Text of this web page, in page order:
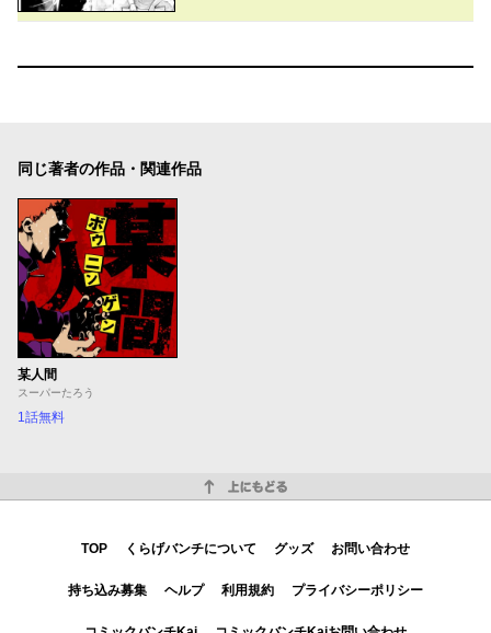
同じ著者の作品・関連作品
某人間
スーパーたろう
1話無料
TOP くらげバンチについて グッズ お問い合わせ
持ち込み募集 ヘルプ 利用規約 プライバシーポリシー